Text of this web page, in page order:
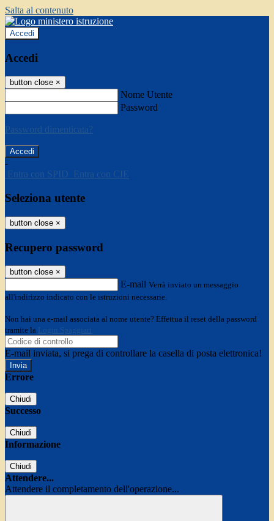
Salta al contenuto
Accedi
Accedi
button close ×
Nome Utente
Password
Password dimenticata?
-
Entra con SPID
Entra con CIE
Seleziona utente
button close ×
Recupero password
button close ×
E-mail Verrà inviato un messaggio
all'indirizzo indicato con le istruzioni necessarie.
Non hai una e-mail associata al nome utente? Effettua il reset della password
tramite la Login Spaggiari
E-mail inviata, si prega di controllare la casella di posta elettronica!
Errore
Chiudi
Successo
Chiudi
Informazione
Chiudi
Attendere...
Attendere il completamento dell'operazione...